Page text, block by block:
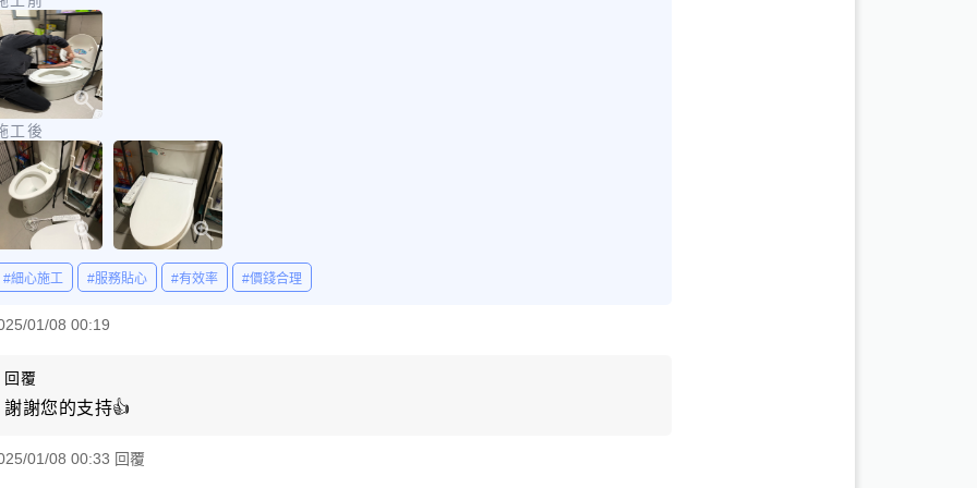
工後
#細心施工 #服務貼心 #有效率 #價錢合理
01/08 00:19
回覆
謝謝您的支持👍
01/08 00:33 回覆